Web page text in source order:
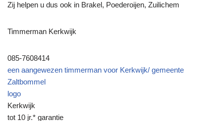
Zij helpen u dus ook in Brakel, Poederoijen, Zuilichem
Timmerman Kerkwijk
085-7608414
een aangewezen timmerman voor Kerkwijk/ gemeente
Zaltbommel
logo
Kerkwijk
tot 10 jr.* garantie